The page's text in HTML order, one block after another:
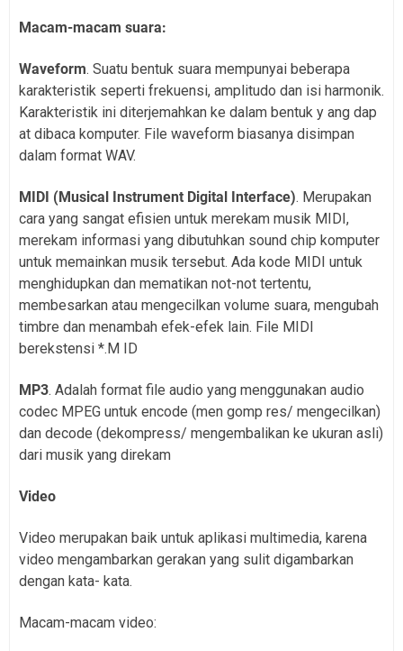
Macam-macam suara:
Waveform. Suatu bentuk suara mempunyai beberapa
karakteristik seperti frekuensi, amplitudo dan isi harmonik.
Karakteristik ini diterjemahkan ke dalam bentuk y ang dap
at dibaca komputer. File waveform biasanya disimpan
dalam format WAV.
MIDI (Musical Instrument Digital Interface). Merupakan
cara yang sangat efisien untuk merekam musik MIDI,
merekam informasi yang dibutuhkan sound chip komputer
untuk memainkan musik tersebut. Ada kode MIDI untuk
menghidupkan dan mematikan not-not tertentu,
membesarkan atau mengecilkan volume suara, mengubah
timbre dan menambah efek-efek lain. File MIDI
berekstensi *.M ID
MP3. Adalah format file audio yang menggunakan audio
codec MPEG untuk encode (men gomp res/ mengecilkan)
dan decode (dekompress/ mengembalikan ke ukuran asli)
dari musik yang direkam
Video
Video merupakan baik untuk aplikasi multimedia, karena
video mengambarkan gerakan yang sulit digambarkan
dengan kata- kata.
Macam-macam video: